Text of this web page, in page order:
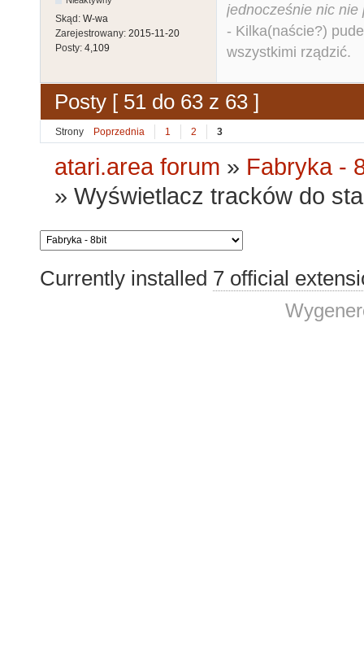
Skąd: W-wa
Zarejestrowany: 2015-11-20
Posty: 4,109
jednocześnie nic nie
- Kilka(naście?)
wszystkimi rządzić.
Posty [ 51 do 63 z 63 ]
Strony Poprzednia 1 2 3
atari.area forum » Fabryka -
»Wyświetlacz tracków do
Currently installed 7 official